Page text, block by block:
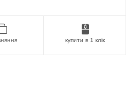
купити в 1 клік